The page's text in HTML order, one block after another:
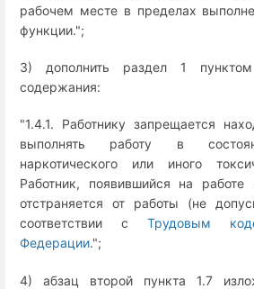
рабочем месте в пределах
функции.";
3) дополнить раздел 1
содержания:
"1.4.1. Работнику запрещается
выполнять работу в
наркотического или иного
Работник, появившийся на работе
отстраняется от работы (не
соответствии с Трудовым
Федерации.";
4) абзац второй пункта 1.7